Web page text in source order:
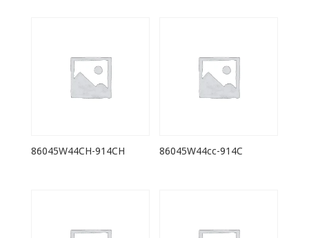
86045W44CH-914CH 86045W44cc-914C